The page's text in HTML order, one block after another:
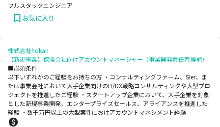
フルスタックエンジニア
お気に入り
株式会社hokan
【新規事業】保険会社向けアカウントマネージャー（事業開発責任者候補）
■必須条件
以下いずれかのご経験をお持ちの方 ・コンサルティングファーム、SIer、ま
たは事業会社において大手企業向けのIT/DX戦略コンサルティングや大型プロ
ジェクトを推進したご経験 ・スタートアップ企業において、大手企業を対象
とした新規事業開発、エンタープライズセールス、アライアンスを推進した
経験 ・数千万円以上の大型案件におけアカウントマネジメント経験